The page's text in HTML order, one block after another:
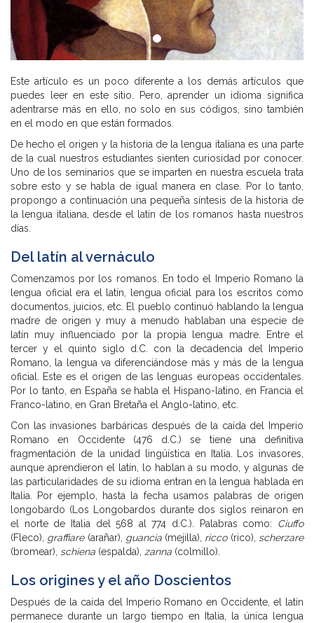
Este artículo es un poco diferente a los demás artículos que
puedes leer en este sitio. Pero, aprender un idioma significa
adentrarse más en ello, no solo en sus códigos, sino también
en el modo en que están formados.
De hecho el origen y la historia de la lengua italiana es una parte
de la cual nuestros estudiantes sienten curiosidad por conocer.
Uno de los seminarios que se imparten en nuestra escuela trata
sobre esto y se habla de igual manera en clase. Por lo tanto,
propongo a continuación una pequeña síntesis de la historia de
la lengua italiana, desde el latín de los romanos hasta nuestros
días.
Del latín al vernáculo
Comenzamos por los romanos. En todo el Imperio Romano la
lengua oficial era el latín, lengua oficial para los escritos como
documentos, juicios, etc. El pueblo continuó hablando la lengua
madre de origen y muy a menudo hablaban una especie de
latín muy influenciado por la propia lengua madre. Entre el
tercer y el quinto siglo d.C. con la decadencia del Imperio
Romano, la lengua va diferenciándose más y más de la lengua
oficial. Este es el origen de las lenguas europeas occidentales.
Por lo tanto, en España se habla el Hispano-latino, en Francia el
Franco-latino, en Gran Bretaña el Anglo-latino, etc.
Con las invasiones barbáricas después de la caída del Imperio
Romano en Occidente (476 d.C.) se tiene una definitiva
fragmentación de la unidad lingüística en Italia. Los invasores,
aunque aprendieron el latín, lo hablan a su modo, y algunas de
las particularidades de su idioma entran en la lengua hablada en
Italia. Por ejemplo, hasta la fecha usamos palabras de origen
longobardo (Los Longobardos durante dos siglos reinaron en
el norte de Italia del 568 al 774 d.C.). Palabras como: Ciuffo
(Fleco), graffiare(arañar), guancia(mejilla), ricco(rico), scherzare
(bromear), schiena (espalda), zanna (colmillo).
Los origines y el año Doscientos
Después de la caída del Imperio Romano en Occidente, el latín
permanece durante un largo tiempo en Italia, la única lengua